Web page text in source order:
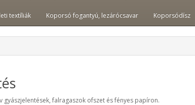
textíliák Koporsó fogantyú, lezárócsavar Koporsódísz
gyászjelentések, falragaszok ofszet és fényes papíron.